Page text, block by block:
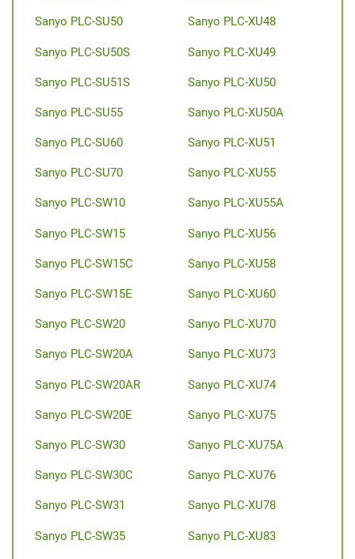
Sanyo PLC-SU50
Sanyo PLC-SU50S
Sanyo PLC-SU51S
Sanyo PLC-SU55
Sanyo PLC-SU60
Sanyo PLC-SU70
Sanyo PLC-SW10
Sanyo PLC-SW15
Sanyo PLC-SW15C
Sanyo PLC-SW15E
Sanyo PLC-SW20
Sanyo PLC-SW20A
Sanyo PLC-SW20AR
Sanyo PLC-SW20E
Sanyo PLC-SW30
Sanyo PLC-SW30C
Sanyo PLC-SW31
Sanyo PLC-SW35
Sanyo PLC-XU48
Sanyo PLC-XU49
Sanyo PLC-XU50
Sanyo PLC-XU50A
Sanyo PLC-XU51
Sanyo PLC-XU55
Sanyo PLC-XU55A
Sanyo PLC-XU56
Sanyo PLC-XU58
Sanyo PLC-XU60
Sanyo PLC-XU70
Sanyo PLC-XU73
Sanyo PLC-XU74
Sanyo PLC-XU75
Sanyo PLC-XU75A
Sanyo PLC-XU76
Sanyo PLC-XU78
Sanyo PLC-XU83